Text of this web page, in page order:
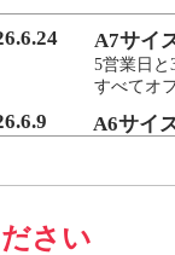
現いたしまし
くある色ムラや汚
A7サイ
5営業日と
すべてオ
A6サイ
さい